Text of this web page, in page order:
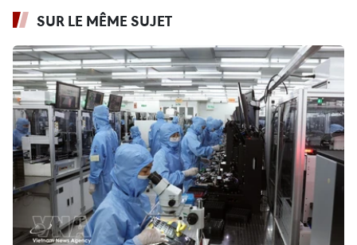
SUR LE MÊME SUJET